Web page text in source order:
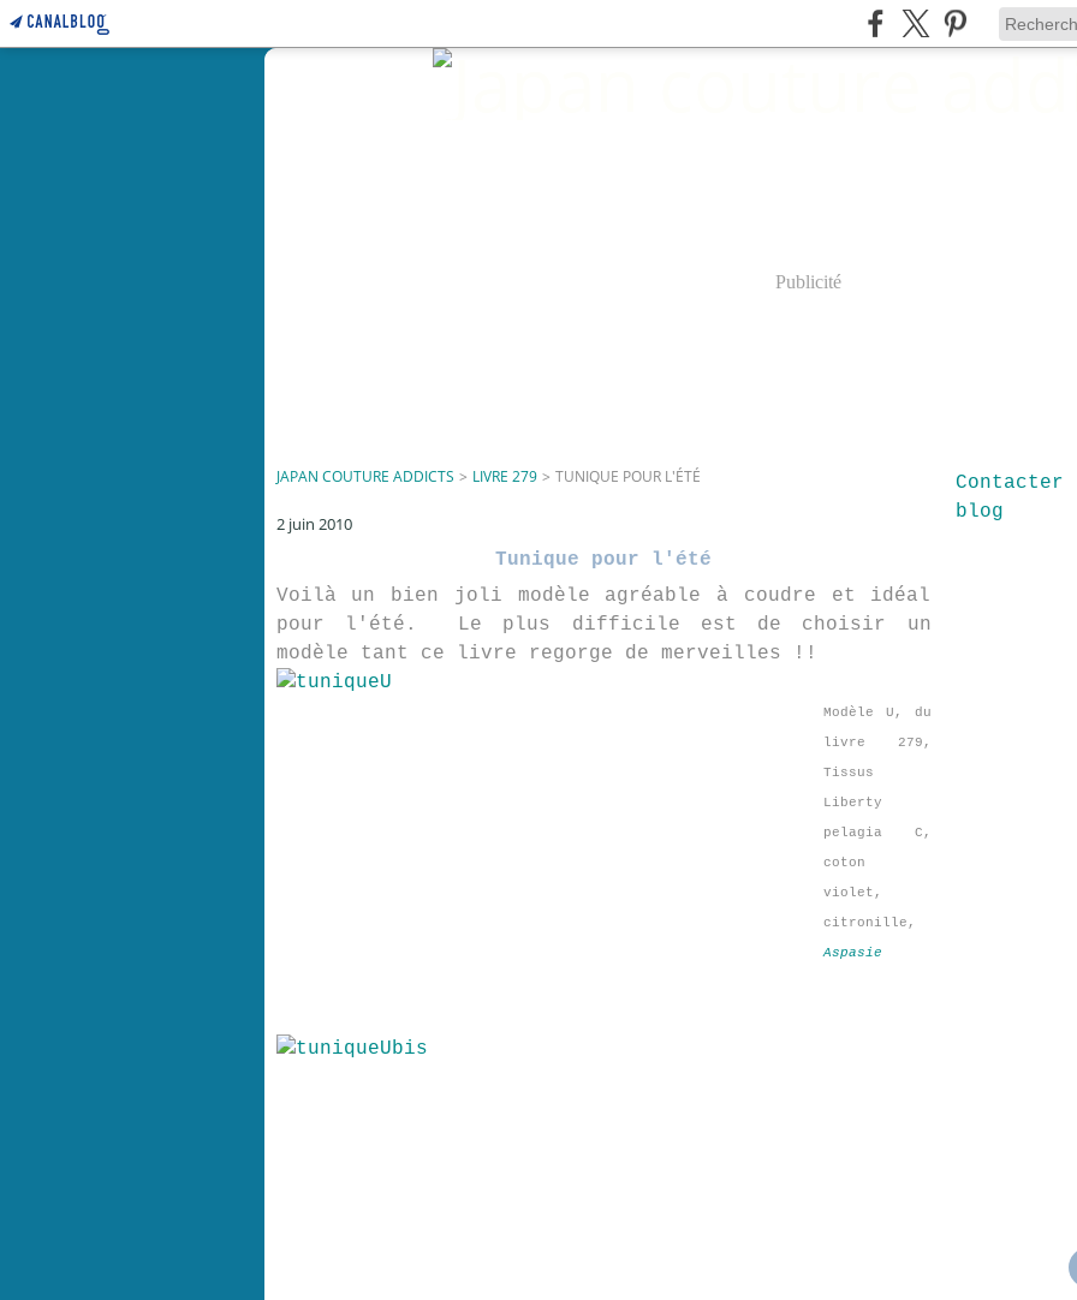
Publicité
JAPAN COUTURE ADDICTS > LIVRE 279 > TUNIQUE POUR L'ÉTÉ
2 juin 2010
Tunique pour l'été
Voilà un bien joli modèle agréable à coudre et idéal
pour l'été. Le plus difficile est de choisir un
modèle tant ce livre regorge de merveilles !!
Modèle U, du
livre 279,
Tissus
Liberty
pelagia C,
coton
violet,
citronille,
Aspasie
blog